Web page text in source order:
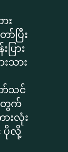
း
ပြီး
ြား
သား
တ်သင်
တွက်
းလုံး
ပိုလို့